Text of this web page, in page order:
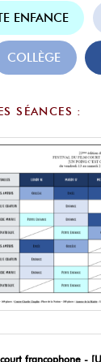
ENFANCE
COLLÈGE
SÉANCES :
francophone -